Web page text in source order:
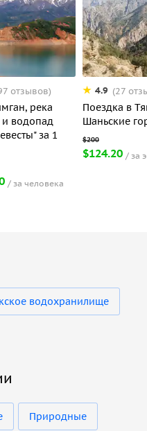
отзывов)
река
и водопад
за 1
за человека
4.9 (27
Поездка в
Шаньские
$124.20 за
водохранилище
Природные